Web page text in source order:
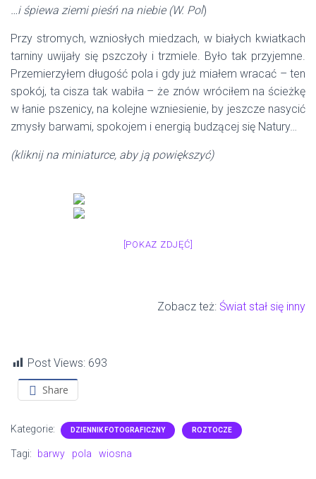
…i śpiewa ziemi pieśń na niebie (W. Pol)
Przy stromych, wzniosłych miedzach, w białych kwiatkach
tarniny uwijały się pszczoły i trzmiele. Było tak przyjemne.
Przemierzyłem długość pola i gdy już miałem wracać – ten
spokój, ta cisza tak wabiła – że znów wróciłem na ścieżkę
w łanie pszenicy, na kolejne wzniesienie, by jeszcze nasycić
zmysły barwami, spokojem i energią budzącej się Natury…
(kliknij na miniaturce, aby ją powiększyć)
[POKAZ ZDJĘĆ]
Zobacz też: Świat stał się inny
Post Views: 693
Share
Kategorie: DZIENNIK FOTOGRAFICZNY ROZTOCZE
Tagi: barwy pola wiosna